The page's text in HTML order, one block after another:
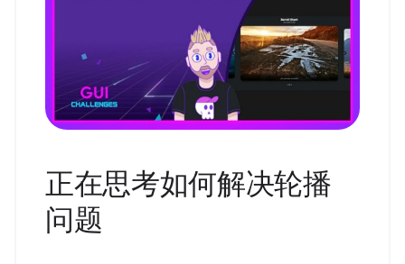
正在思考如何解决轮播
问题